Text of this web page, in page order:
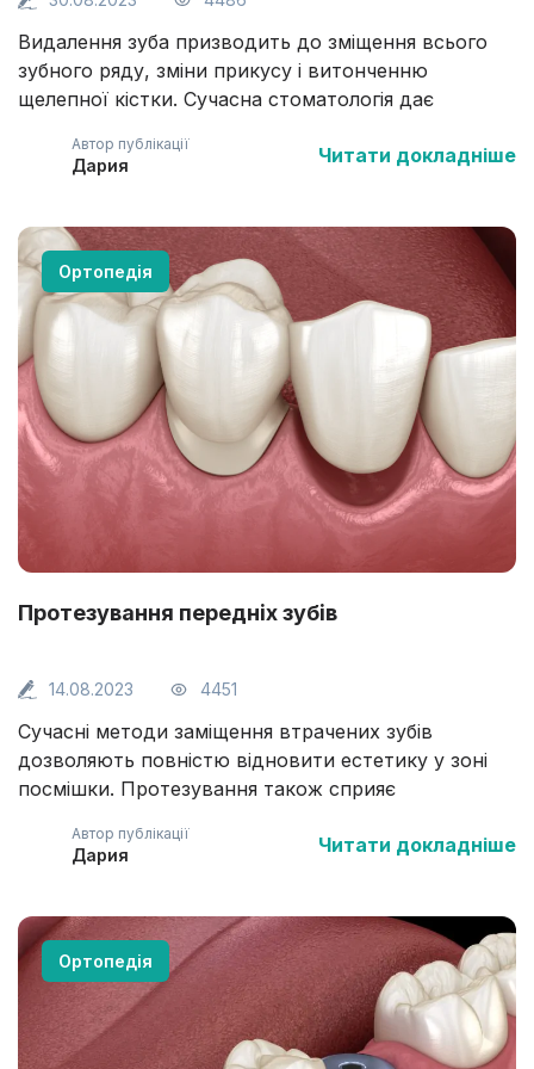
Видалення зуба призводить до зміщення всього
зубного ряду, зміни прикусу і витонченню
щелепної кістки. Сучасна стоматологія дає
повернути естетику посмішці навіть у разі повної
коронки на імплант. Яку коронку краще вибрати:
металокерамічну, керамічну чи цирконієву можна
дізнатися далі.
Автор публікації
Дария Читати докладніше
Ортопедія
Протезування передніх зубів
14.08.2023 4451
Сучасні методи заміщення втрачених зубів
дозволяють повністю відновити естетику у зоні
посмішки. Протезування також сприяє
дикції та збереженню жувальної функції.
протезування передніх зубів застосовують у
стоматології ЦІС можна дізнатися у цій статті.
Автор публікації
Дария Читати докладніше
Ортопедія